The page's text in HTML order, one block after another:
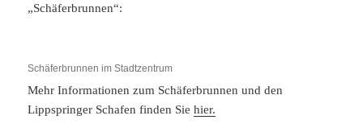
„Schäferbrunnen“:
Schäferbrunnen im Stadtzentrum
Mehr Informationen zum Schäferbrunnen und den
Lippspringer Schafen finden Siehier.